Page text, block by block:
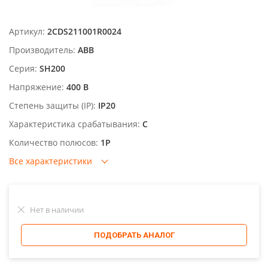
Артикул: 2CDS211001R0024
Производитель: ABB
Серия: SH200
Напряжение: 400 В
Степень защиты (IP): IP20
Характеристика срабатывания: C
Количество полюсов: 1P
Все характеристики
Нет в наличии
ПОДОБРАТЬ АНАЛОГ